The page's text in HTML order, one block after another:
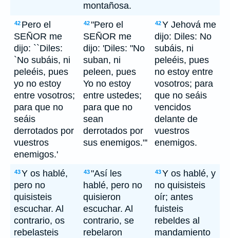
montañosa.
42 Pero el
SEÑOR me
dijo: ``Diles:
`No subáis, ni
peleéis, pues
yo no estoy
entre vosotros;
para que no
seáis
derrotados por
vuestros
enemigos.'
42"Pero el
SEÑOR me
dijo: 'Diles: "No
suban, ni
peleen, pues
Yo no estoy
entre ustedes;
para que no
sean
derrotados por
sus enemigos."'
42Y Jehová me
dijo: Diles: No
subáis, ni
peleéis, pues
no estoy entre
vosotros; para
que no seáis
vencidos
delante de
vuestros
enemigos.
43Y os hablé,
pero no
quisisteis
escuchar. Al
contrario, os
rebelasteis
43"Así les
hablé, pero no
quisieron
escuchar. Al
contrario, se
rebelaron
43Y os hablé, y
no quisisteis
oír; antes
fuisteis
rebeldes al
mandamiento